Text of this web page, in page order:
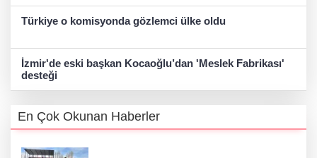
Türkiye o komisyonda gözlemci ülke oldu
İzmir'de eski başkan Kocaoğlu’dan 'Meslek Fabrikası'
desteği
En Çok Okunan Haberler